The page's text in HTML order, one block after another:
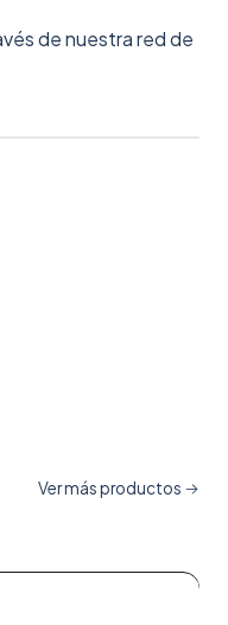
de nuestra red de
Ver más productos